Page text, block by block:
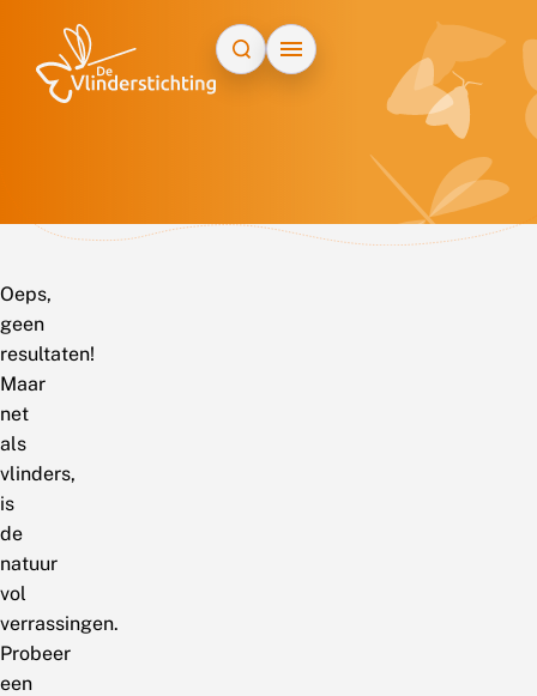
Oeps,
geen
resultaten!
Maar
net
als
vlinders,
is
de
natuur
vol
verrassingen.
Probeer
een